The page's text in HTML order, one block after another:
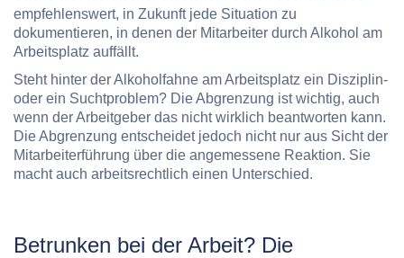
empfehlenswert, in Zukunft jede Situation zu
dokumentieren, in denen der Mitarbeiter durch Alkohol am
Arbeitsplatz auffällt.
Steht hinter der Alkoholfahne am Arbeitsplatz ein Disziplin-
oder ein Suchtproblem? Die Abgrenzung ist wichtig, auch
wenn der Arbeitgeber das nicht wirklich beantworten kann.
Die Abgrenzung entscheidet jedoch nicht nur aus Sicht der
Mitarbeiterführung über die angemessene Reaktion. Sie
macht auch arbeitsrechtlich einen Unterschied.
Betrunken bei der Arbeit? Die